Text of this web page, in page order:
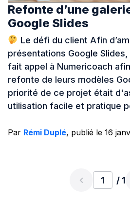
Refonte d’une
Google Slides
Le défi du client Afin
présentations Google
fait appel à Numericoach
refonte de leurs modèles
priorité de ce projet était
utilisation facile et pratique
Par Rémi Duplé, publié le 16
/ 1